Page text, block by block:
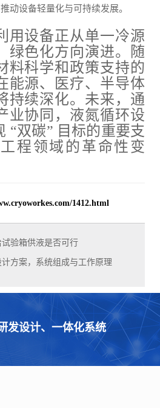
动设备轻量化与可持续发展。
用设备正从单一冷源
绿色化方向演进。随
料科学和政策支持的
能源、医疗、半导体
持续深化。未来，通
业协同，液氮循环设
“双碳” 目标的重要支
程领域的革命性变
1412.html
验箱供液是否可行
方案，系统组成与工作原理
发设计、一体化系统